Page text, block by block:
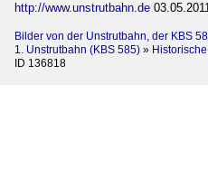
http://www.unstrutbahn.de
Bilder von der Unstrutbahn, der KBS
1. Unstrutbahn (KBS 585) »
ID 136818